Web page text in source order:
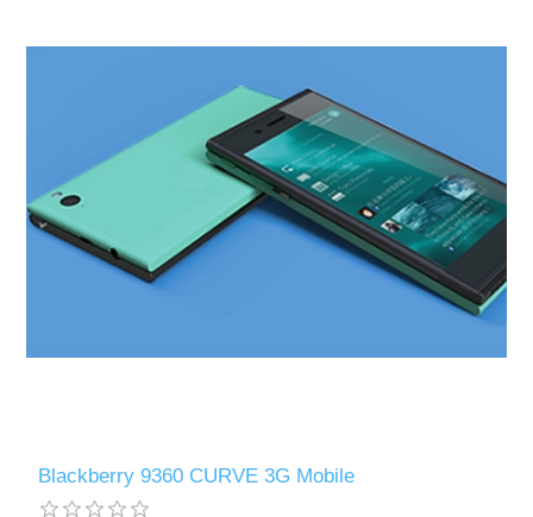
Blackberry 9360 CURVE 3G Mobile